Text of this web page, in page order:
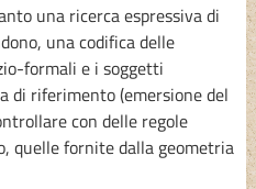
una ricerca espressiva di
una codifica delle
formali e i soggetti
di riferimento (emersione del
con delle regole
quelle fornite dalla geometria